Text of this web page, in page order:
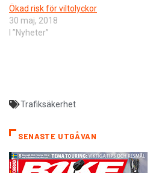
Ökad risk för viltolyckor
30 maj, 2018
I ”Nyheter”
Trafiksäkerhet
SENASTE UTGÅVAN